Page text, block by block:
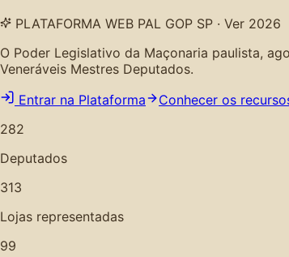
PLATAFORMA WEB PAL GOP SP · Ver 2026
O Poder Legislativo da Maçonaria paulista,
Veneráveis Mestres Deputados.
Entrar na Plataforma
Conhecer os
282
Deputados
313
Lojas representadas
99